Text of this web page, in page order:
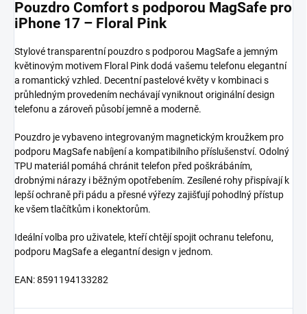
Pouzdro Comfort s podporou MagSafe pro
iPhone 17 – Floral Pink
Stylové transparentní pouzdro s podporou MagSafe a jemným
květinovým motivem Floral Pink dodá vašemu telefonu elegantní
a romantický vzhled. Decentní pastelové květy v kombinaci s
průhledným provedením nechávají vyniknout originální design
telefonu a zároveň působí jemně a moderně.
Pouzdro je vybaveno integrovaným magnetickým kroužkem pro
podporu MagSafe nabíjení a kompatibilního příslušenství. Odolný
TPU materiál pomáhá chránit telefon před poškrábáním,
drobnými nárazy i běžným opotřebením. Zesílené rohy přispívají k
lepší ochraně při pádu a přesné výřezy zajišťují pohodlný přístup
ke všem tlačítkům i konektorům.
Ideální volba pro uživatele, kteří chtějí spojit ochranu telefonu,
podporu MagSafe a elegantní design v jednom.
EAN: 8591194133282